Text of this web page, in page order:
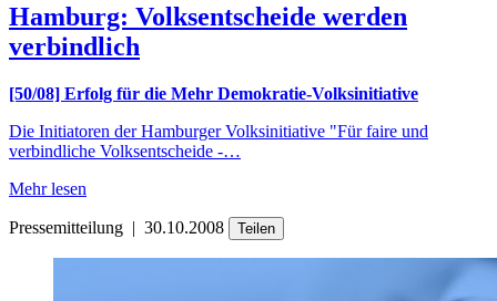
Hamburg: Volksentscheide werden
verbindlich
[50/08] Erfolg für die Mehr Demokratie-Volksinitiative
Die Initiatoren der Hamburger Volksinitiative "Für faire und
verbindliche Volksentscheide -…
Mehr lesen
Pressemitteilung | 30.10.2008 Teilen